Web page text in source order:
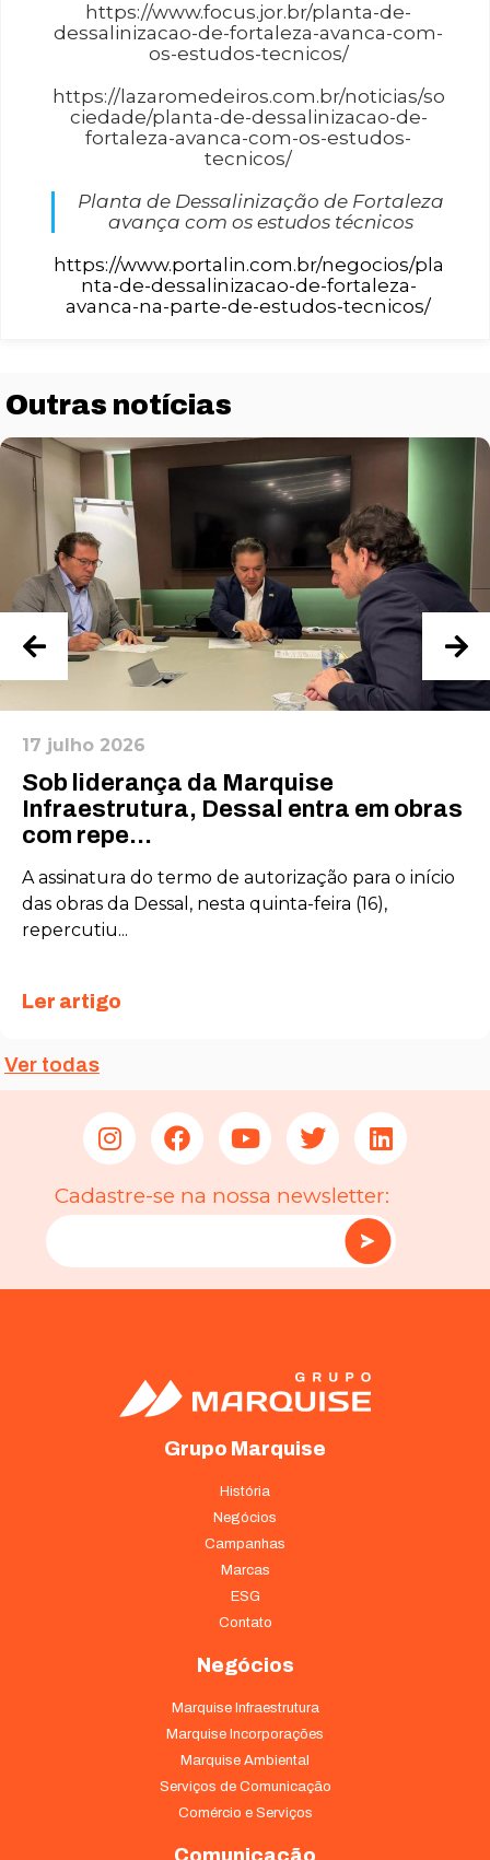
https://www.focus.jor.br/planta-de-
dessalinizacao-de-fortaleza-avanca-com-
os-estudos-tecnicos/
https://lazaromedeiros.com.br/noticias/so
ciedade/planta-de-dessalinizacao-de-
fortaleza-avanca-com-os-estudos-
tecnicos/
Planta de Dessalinização de Fortaleza
avança com os estudos técnicos
https://www.portalin.com.br/negocios/pla
nta-de-dessalinizacao-de-fortaleza-
avanca-na-parte-de-estudos-tecnicos/
Outras notícias
17 julho 2026
Sob liderança da Marquise
Infraestrutura, Dessal entra em obras
com repe...
A assinatura do termo de autorização para o início
das obras da Dessal, nesta quinta-feira (16),
repercutiu...
Ler artigo
Ver todas
Cadastre-se na nossa newsletter:
Grupo Marquise
História
Negócios
Campanhas
Marcas
ESG
Contato
Negócios
Marquise Infraestrutura
Marquise Incorporações
Marquise Ambiental
Serviços de Comunicação
Comércio e Serviços
Comunicação
Esses cookies
não são
opcionais. São
para o
funcionamento